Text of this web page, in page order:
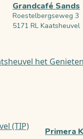
Grandcafé Sands
Roestelbergseweg 3
5171 RL Kaatsheuvel
Primera